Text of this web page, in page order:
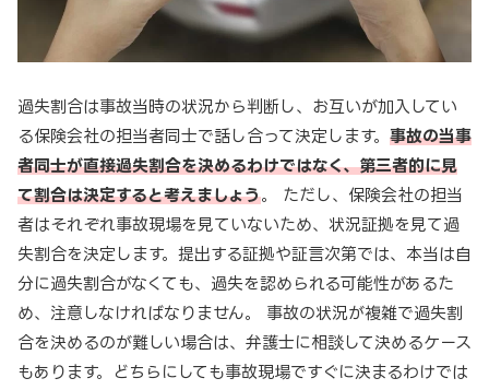
過失割合は事故当時の状況から判断し、お互いが加入してい
る保険会社の担当者同士で話し合って決定します。 事故の当事
者同士が直接過失割合を決めるわけではなく、第三者的に見
て割合は決定すると考えましょう。 ただし、保険会社の担当
者はそれぞれ事故現場を見ていないため、状況証拠を見て過
失割合を決定します。提出する証拠や証言次第では、本当は自
分に過失割合がなくても、過失を認められる可能性があるた
め、注意しなければなりません。 事故の状況が複雑で過失割
合を決めるのが難しい場合は、弁護士に相談して決めるケース
もあります。どちらにしても事故現場ですぐに決まるわけでは